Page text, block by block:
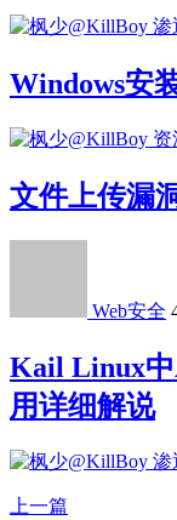
渗
Windows安
资
文件上传漏
Web安全
Kail Linux中
用详细解说
渗
上一篇